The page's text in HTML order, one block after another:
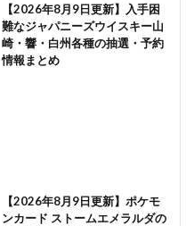
【2026年8月9日更新】入手困
難なジャパニーズウイスキー山
崎・響・白州各種の抽選・予約
情報まとめ
【2026年8月9日更新】ポケモ
ンカード ストームエメラルダの